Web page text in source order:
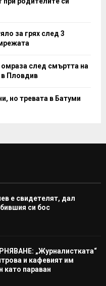
за грях след 3
след смъртта на
Пловдив
но тревата в Батуми
е свидетелят, дал
си бос
„Журналистката“
и кафевият им
като параван